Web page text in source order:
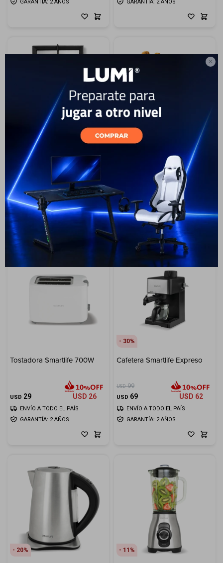

GARANTÍA: 2 AÑOS GARANTÍA: 2 AÑOS
Anafe a Gas Smartlife SL-
A3060GC
USD USD116
GARANTÍA: 2 AÑOS
ENVÍO A TODO EL PAÍS
Tostadora Smartlife SL-
USD USD
GARANTÍA: 2 AÑOS
ENVÍO A TODO EL PAÍS
Tostadora Smartlife 700W
USD 29 USD 26
GARANTÍA: 2 AÑOS
ENVÍO A TODO EL PAÍS
30
Cafetera Smartlife Expreso
USD 99
USD 69 USD 62
GARANTÍA: 2 AÑOS
ENVÍO A TODO EL PAÍS
20 11